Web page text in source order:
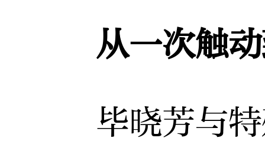
从一次触
毕晓芳与特